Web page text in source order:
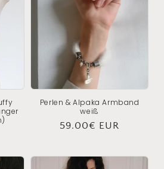
Perlen & Alpaka Armband
weiß
Normaler
59.00€ EUR